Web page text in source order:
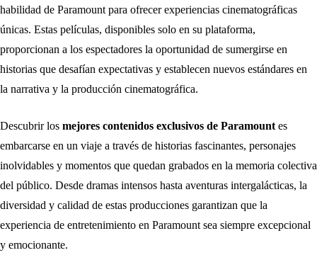
habilidad de Paramount para ofrecer experiencias cinematográficas
únicas. Estas películas, disponibles solo en su plataforma,
proporcionan a los espectadores la oportunidad de sumergirse en
historias que desafían expectativas y establecen nuevos estándares en
la narrativa y la producción cinematográfica.
Descubrir los mejores contenidos exclusivos de Paramountes
embarcarse en un viaje a través de historias fascinantes, personajes
inolvidables y momentos que quedan grabados en la memoria colectiva
del público. Desde dramas intensos hasta aventuras intergalácticas, la
diversidad y calidad de estas producciones garantizan que la
experiencia de entretenimiento en Paramount sea siempre excepcional
y emocionante.